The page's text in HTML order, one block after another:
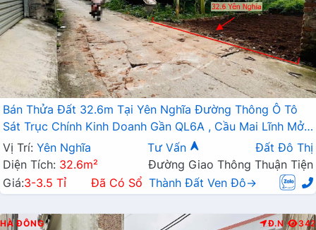
Bán Thửa Đất 32.6m Tại Yên Nghĩa Đường Thông Ô Tô
Sát Trục Chính Kinh Doanh Gần QL6A , Cầu Mai Lĩnh Mở
Rộng
Vị Trí: Yên Nghĩa Tư Vấn
Đất Đô Thị
Diện Tích: 32.6m²
Đường Giao Thông Thuận Tiện
Giá:3-3.5 Tỉ Đã Có Sổ Thành Đất Ven Đô→
HÀ ĐÔNG Đ.N 342